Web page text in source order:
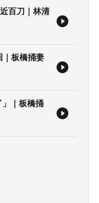
百刀｜林清
｜板橋捅妻
｜板橋捅